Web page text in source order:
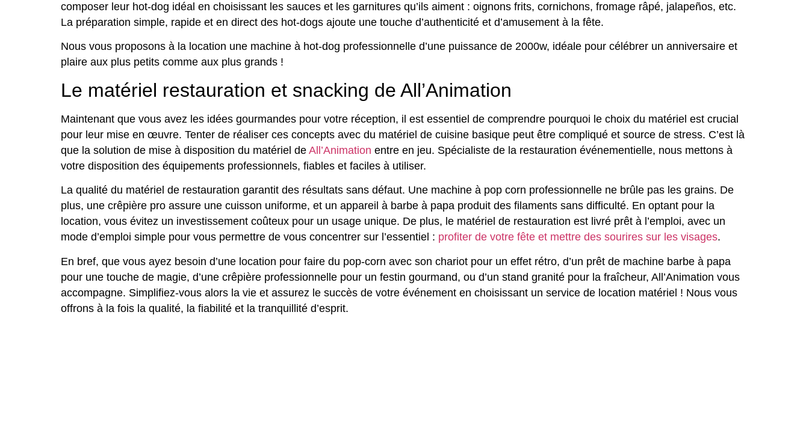
composer leur hot-dog idéal en choisissant les sauces et les garnitures qu’ils aiment : oignons frits, cornichons, fromage râpé, jalapeños, etc.
La préparation simple, rapide et en direct des hot-dogs ajoute une touche d’authenticité et d’amusement à la fête.
Nous vous proposons à la location une machine à hot-dog professionnelle d’une puissance de 2000w, idéale pour célébrer un anniversaire et
plaire aux plus petits comme aux plus grands !
Le matériel restauration et snacking de All’Animation
Maintenant que vous avez les idées gourmandes pour votre réception, il est essentiel de comprendre pourquoi le choix du matériel est crucial
pour leur mise en œuvre. Tenter de réaliser ces concepts avec du matériel de cuisine basique peut être compliqué et source de stress. C’est là
que la solution de mise à disposition du matériel de All’Animation entre en jeu. Spécialiste de la restauration événementielle, nous mettons à
votre disposition des équipements professionnels, fiables et faciles à utiliser.
La qualité du matériel de restauration garantit des résultats sans défaut. Une machine à pop corn professionnelle ne brûle pas les grains. De
plus, une crêpière pro assure une cuisson uniforme, et un appareil à barbe à papa produit des filaments sans difficulté. En optant pour la
location, vous évitez un investissement coûteux pour un usage unique. De plus, le matériel de restauration est livré prêt à l’emploi, avec un
mode d’emploi simple pour vous permettre de vous concentrer sur l’essentiel : profiter de votre fête et mettre des sourires sur les visages.
En bref, que vous ayez besoin d’une location pour faire du pop-corn avec son chariot pour un effet rétro, d’un prêt de machine barbe à papa
pour une touche de magie, d’une crêpière professionnelle pour un festin gourmand, ou d’un stand granité pour la fraîcheur, All’Animation vous
accompagne. Simplifiez-vous alors la vie et assurez le succès de votre événement en choisissant un service de location matériel ! Nous vous
offrons à la fois la qualité, la fiabilité et la tranquillité d’esprit.